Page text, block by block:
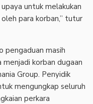
untuk melakukan
para korban,” tutur
pengaduan masih
korban dugaan
Group. Penyidik
mengungkap seluruh
perkara